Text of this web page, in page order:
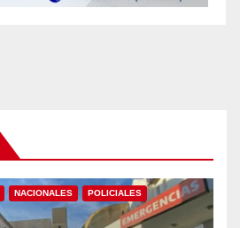
NACIONALES POLICIALES